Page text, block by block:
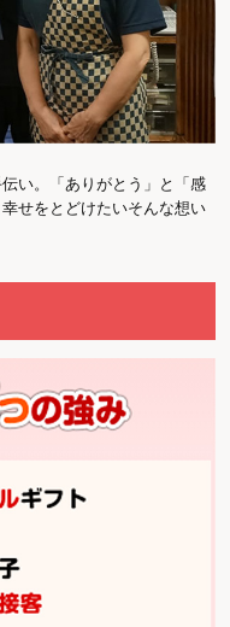
い。「ありがとう」と「感
せをとどけたいそんな想い